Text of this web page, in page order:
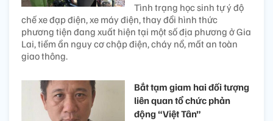
Tình trạng học sinh tự ý độ
chế xe đạp điện, xe máy điện, thay đổi hình thức
phương tiện đang xuất hiện tại một số địa phương ở Gia
Lai, tiềm ẩn nguy cơ chập điện, cháy nổ, mất an toàn
giao thông.
Bắt tạm giam hai đối tượng
liên quan tổ chức phản
động “Việt Tân”